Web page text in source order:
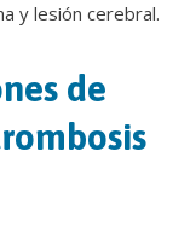
y lesión cerebral.
de